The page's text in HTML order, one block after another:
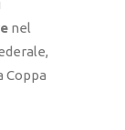
nel
Coppa